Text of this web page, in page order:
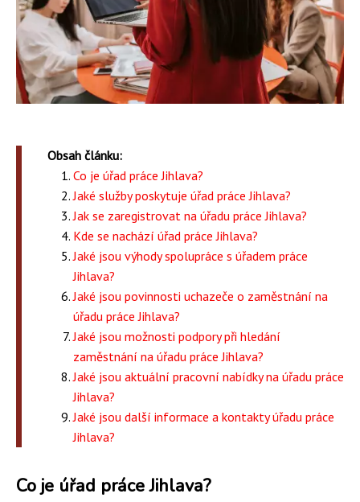
Obsah článku:
Co je úřad práce Jihlava?
Jaké služby poskytuje úřad práce Jihlava?
Jak se zaregistrovat na úřadu práce Jihlava?
Kde se nachází úřad práce Jihlava?
Jaké jsou výhody spolupráce s úřadem práce
Jihlava?
Jaké jsou povinnosti uchazeče o zaměstnání na
úřadu práce Jihlava?
Jaké jsou možnosti podpory při hledání
zaměstnání na úřadu práce Jihlava?
Jaké jsou aktuální pracovní nabídky na úřadu práce
Jihlava?
Jaké jsou další informace a kontakty úřadu práce
Jihlava?
Co je úřad práce Jihlava?